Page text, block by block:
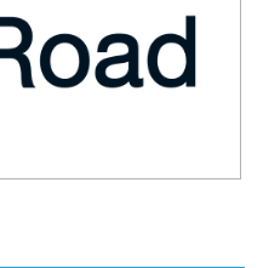
。自由职业者： ±2.9%， 非
章来源：https://www.upwork.com